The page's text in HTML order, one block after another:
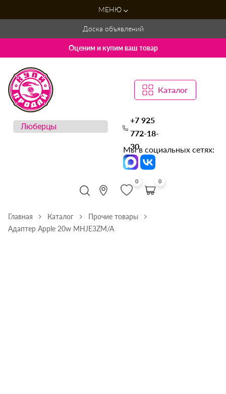
МЕНЮ
Доска объявлений
Оценим и купим ваш товар
Каталог
+7 925
772-18-
30
Мы в социальных сетях:
0 0
Главная Каталог
Прочие товары
Адаптер Apple 20w MHJE3ZM/A